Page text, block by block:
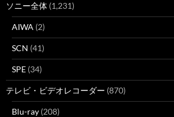
ソニー全体 (1,231)
AIWA (2)
SCN (41)
SPE (34)
テレビ・ビデオレコーダー (870)
Blu-ray (208)